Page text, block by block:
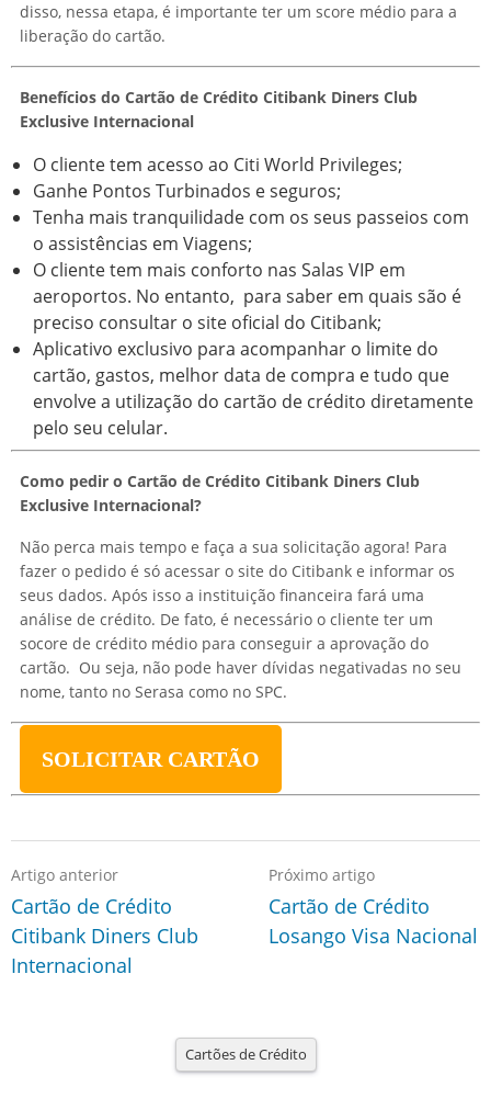
disso, nessa etapa, é importante ter um score médio para a
liberação do cartão.
Benefícios do Cartão de Crédito Citibank Diners Club
Exclusive Internacional
O cliente tem acesso ao Citi World Privileges;
Ganhe Pontos Turbinados e seguros;
Tenha mais tranquilidade com os seus passeios com
o assistências em Viagens;
O cliente tem mais conforto nas Salas VIP em
aeroportos. No entanto, para saber em quais são é
preciso consultar o site oficial do Citibank;
Aplicativo exclusivo para acompanhar o limite do
cartão, gastos, melhor data de compra e tudo que
envolve a utilização do cartão de crédito diretamente
pelo seu celular.
Como pedir o Cartão de Crédito Citibank Diners Club
Exclusive Internacional?
Não perca mais tempo e faça a sua solicitação agora! Para
fazer o pedido é só acessar o site do Citibank e informar os
seus dados. Após isso a instituição financeira fará uma
análise de crédito. De fato, é necessário o cliente ter um
socore de crédito médio para conseguir a aprovação do
cartão. Ou seja, não pode haver dívidas negativadas no seu
nome, tanto no Serasa como no SPC.
SOLICITAR CARTÃO
Artigo anterior
Cartão de Crédito
Citibank Diners Club
Internacional
Próximo artigo
Cartão de Crédito
Losango Visa Nacional
Cartões de Crédito